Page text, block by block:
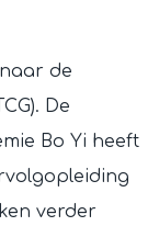
de
De
Bo Yi heeft
verder